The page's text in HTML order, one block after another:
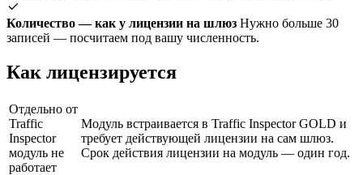
Количество — как у лицензии на шлюз Нужно больше 30
записей — посчитаем под вашу численность.
Как лицензируется
Отдельно от
Traffic
Inspector
модуль не
работает
Модуль встраивается в Traffic Inspector GOLD и
требует действующей лицензии на сам шлюз.
Срок действия лицензии на модуль — один год.